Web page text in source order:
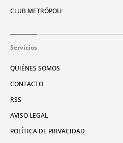
CLUB METRÓPOLI
Servicios
QUIÉNES SOMOS
CONTACTO
RSS
AVISO LEGAL
POLÍTICA DE PRIVACIDAD